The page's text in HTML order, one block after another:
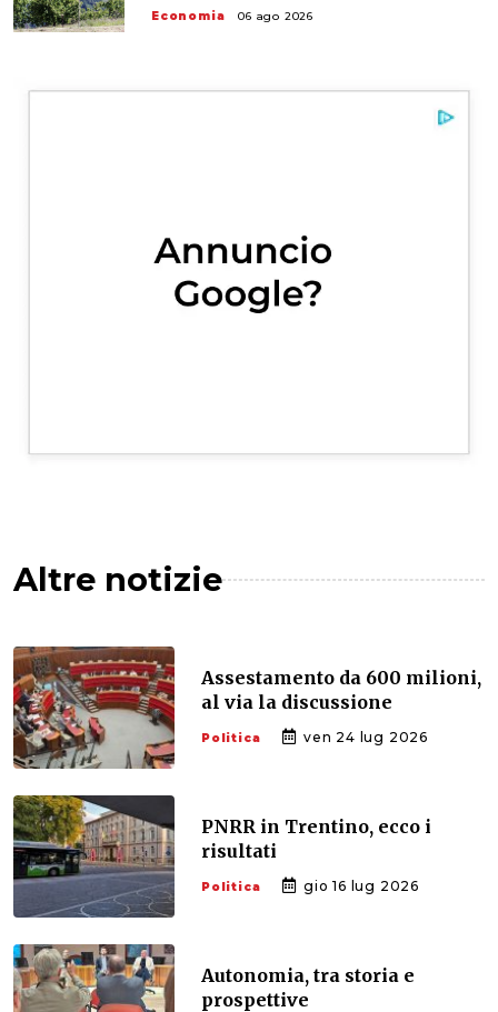
Economia 06 ago 2026
Altre notizie
Assestamento da 600 milioni,
al via la discussione
Politica ven 24 lug 2026
PNRR in Trentino, ecco i
risultati
Politica gio 16 lug 2026
Autonomia, tra storia e
prospettive